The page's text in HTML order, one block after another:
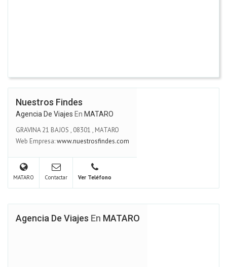
Nuestros Findes
Agencia De Viajes En MATARO
GRAVINA 21 BAJOS , 08301 , MATARO
Web Empresa:www.nuestrosfindes.com
MATARO Contactar Ver Teléfono
Agencia De Viajes En MATARO